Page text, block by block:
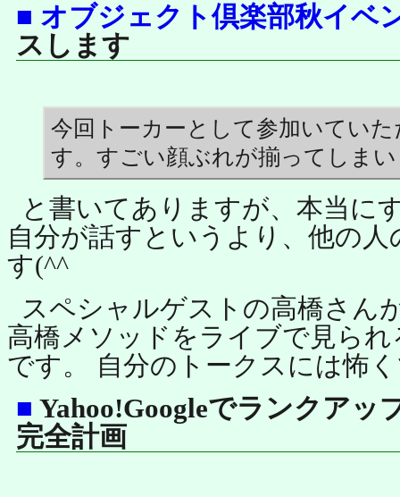
■ オブジェクト倶楽部秋イベ
スします
今回トーカーとして参加いてい
す。すごい顔ぶれが揃ってしま
と書いてありますが、本当に
自分が話すというより、他の
す(^^
スペシャルゲストの高橋さん
高橋メソッドをライブで見ら
です。 自分のトークスには怖
■ Yahoo!Googleでランクアッ
完全計画